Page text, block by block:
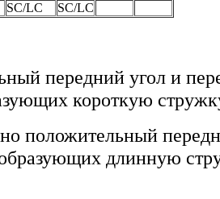
SC/LC SC/LC
передний угол и
короткую
положительный
длинную